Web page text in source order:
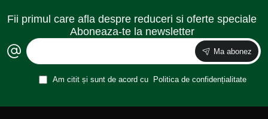
Fii primul care afla despre reduceri si oferte speciale
Aboneaza-te la newsletter
Ma abonez
Am citit și sunt de acord cu Politica de confidențialitate